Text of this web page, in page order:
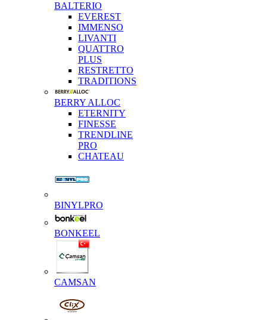
BALTERIO
EVEREST
IMMENSO
LIVANTI
QUATTRO
PLUS
RESTRETTO
TRADITIONS
BERRY ALLOC
ETERNITY
FINESSE
TRENDLINE
PRO
CHATEAU
BINYLPRO
BONKEEL
CAMSAN